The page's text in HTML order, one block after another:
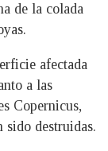
de la colada
afectada
a las
Copernicus,
sido destruidas.